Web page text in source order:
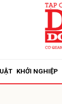
KHỞI NGHIỆP